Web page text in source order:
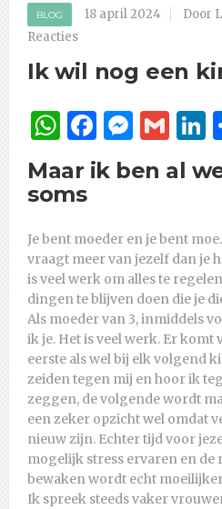
BLOG 18 april 2024 Door
Reacties
Ik wil nog een
WhatsApp
Maar ik ben al
soms
Je bent moeder en je bent
vraagt meer van jezelf dan je
is veel werk om alles te
dingen te blijven doen die je
Als moeder van 3, inmiddels
ik je. Het is veel werk. Er komt
eerste als wel bij elk volgend
zeiden tegen mij en hoor ik
zeggen, de volgende wordt
een zeker opzicht wel omdat
nieuw zijn. Echter tijd voor
mogelijk stress ervaren en de
bewaken wordt echt
Ik spreek steeds vaker